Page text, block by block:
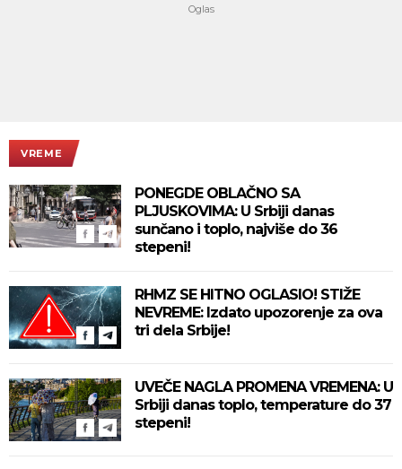
VREME
PONEGDE OBLAČNO SA
PLJUSKOVIMA: U Srbiji danas
sunčano i toplo, najviše do 36
stepeni!
RHMZ SE HITNO OGLASIO! STIŽE
NEVREME: Izdato upozorenje za ova
tri dela Srbije!
UVEČE NAGLA PROMENA VREMENA: U
Srbiji danas toplo, temperature do 37
stepeni!